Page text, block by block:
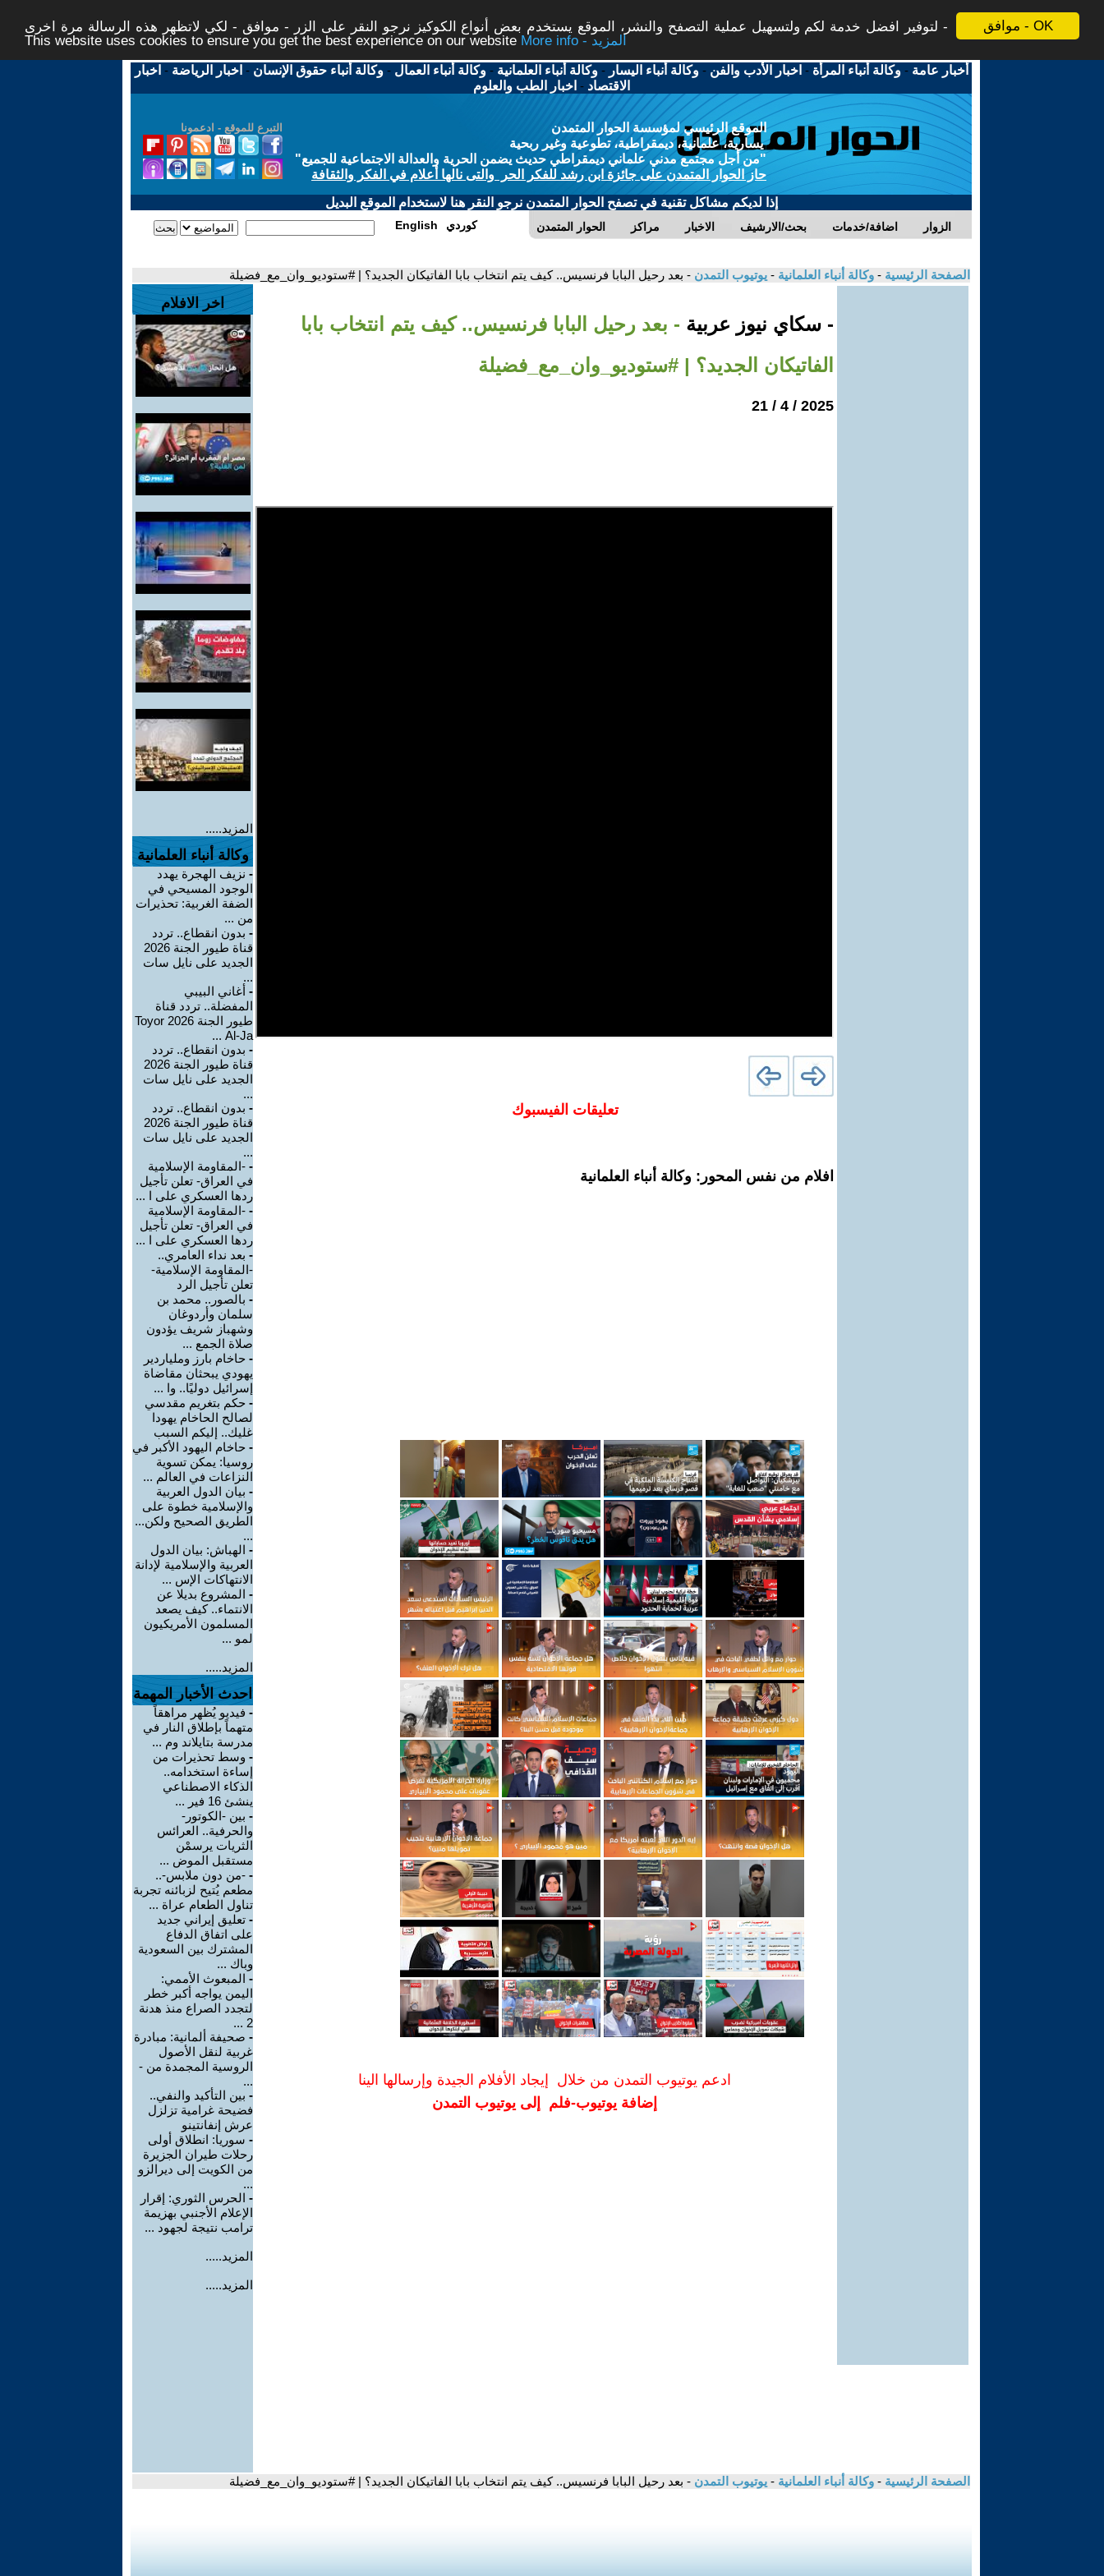
موافق - OK
لتوفير افضل خدمة لكم ولتسهيل عملية التصفح والنشر، الموقع يستخدم بعض أنواع الكوكيز نرجو النقر على الزر - موافق - لكي لاتظهر هذه الرسالة مرة اخرى -
This website uses cookies to ensure you get the best experience on our website
More info - المزيد
أخبار عامة -وكالة أنباء المرأة - اخبار الأدب والفن -وكالة أنباء اليسار -وكالة أنباء العلمانية -وكالة أنباء العمال -وكالة أنباء حقوق الإنسان - اخبار الرياضة - اخبار
الاقتصاد - اخبار الطب والعلوم
التبرع للموقع - ادعمونا
الموقع الرئيسي لمؤسسة الحوار المتمدن
يسارية، علمانية، ديمقراطية، تطوعية وغير ربحية
"من أجل مجتمع مدني علماني ديمقراطي حديث يضمن الحرية والعدالة الاجتماعية للجميع"
حاز الحوار المتمدن على جائزة ابن رشد للفكر الحر والتى نالها أعلام في الفكر والثقافة
إذا لديكم مشاكل تقنية في تصفح الحوار المتمدن نرجو النقر هنا لاستخدام الموقع البديل
الحوار المتمدن مراكز الاخبار بحث/الارشيف اضافة/خدمات الزوار English كوردي
الصفحة الرئيسية - وكالة أنباء العلمانية - يوتيوب التمدن - بعد رحيل البابا فرنسيس.. كيف يتم انتخاب بابا الفاتيكان الجديد؟ | #ستوديو_وان_مع_فضيلة
- سكاي نيوز عربية - بعد رحيل البابا فرنسيس.. كيف يتم انتخاب بابا
الفاتيكان الجديد؟ | #ستوديو_وان_مع_فضيلة
2025 / 4 / 21
تعليقات الفيسبوك
افلام من نفس المحور: وكالة أنباء العلمانية
ادعم يوتيوب التمدن من خلال إيجاد الأفلام الجيدة وإرسالها الينا
إضافة يوتيوب-فلم إلى يوتيوب التمدن
اخر الافلام
المزيد.....
وكالة أنباء العلمانية
- نزيف الهجرة يهدد
الوجود المسيحي في
الضفة الغربية: تحذيرات
من ...
- بدون انقطاع.. تردد
قناة طيور الجنة 2026
الجديد على نايل سات
...
- أغاني البيبي
المفضلة.. تردد قناة
طيور الجنة 2026 Toyor
Al-Ja ...
- بدون انقطاع.. تردد
قناة طيور الجنة 2026
الجديد على نايل سات
...
- بدون انقطاع.. تردد
قناة طيور الجنة 2026
الجديد على نايل سات
...
- -المقاومة الإسلامية
في العراق- تعلن تأجيل
ردها العسكري على ا ...
- -المقاومة الإسلامية
في العراق- تعلن تأجيل
ردها العسكري على ا ...
- بعد نداء العامري..
-المقاومة الإسلامية-
تعلن تأجيل الرد
- بالصور.. محمد بن
سلمان وأردوغان
وشهباز شريف يؤدون
صلاة الجمع ...
- حاخام بارز وملياردير
يهودي يبحثان مقاضاة
إسرائيل دوليًا.. وا ...
- حكم بتغريم مقدسي
لصالح الحاخام يهودا
غليك.. إليكم السبب
- حاخام اليهود الأكبر في
روسيا: يمكن تسوية
النزاعات في العالم ...
- بيان الدول العربية
والإسلامية خطوة على
الطريق الصحيح ولكن...
...
- الهباش: بيان الدول
العربية والإسلامية لإدانة
الانتهاكات الإس ...
- المشروع بديلا عن
الانتماء.. كيف يصعد
المسلمون الأمريكيون
لمو ...
المزيد.....
احدث الأخبار المهمة
- فيديو يُظهر مراهقاً
متهماً بإطلاق النار في
مدرسة بتايلاند وم ...
- وسط تحذيرات من
إساءة استخدامه..
الذكاء الاصطناعي
ينشئ 16 فير ...
- بين -الكوتور-
والحرفية.. العرائس
الثريات يرسمْن
مستقبل الموض ...
- -من دون ملابس-..
مطعم يُتيح لزبائنه تجربة
تناول الطعام عراة ...
- تعليق إيراني جديد
على اتفاق الدفاع
المشترك بين السعودية
وباك ...
- المبعوث الأممي:
اليمن يواجه أكبر خطر
لتجدد الصراع منذ هدنة
2 ...
- صحيفة ألمانية: مبادرة
غربية لنقل الأصول
الروسية المجمدة من -
...
- بين التأكيد والنفي..
فضيحة غرامية تزلزل
عرش إنفانتينو
- سوريا: انطلاق أولى
رحلات طيران الجزيرة
من الكويت إلى ديرالزو
...
- الحرس الثوري: إقرار
الإعلام الأجنبي بهزيمة
ترامب نتيجة لجهود ...
المزيد.....
المزيد.....
الصفحة الرئيسية - وكالة أنباء العلمانية - يوتيوب التمدن - بعد رحيل البابا فرنسيس.. كيف يتم انتخاب بابا الفاتيكان الجديد؟ | #ستوديو_وان_مع_فضيلة